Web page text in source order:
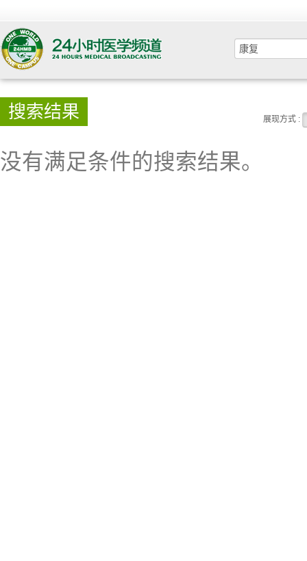
搜索结果 展现方式 :
没有满足条件的搜索结果。